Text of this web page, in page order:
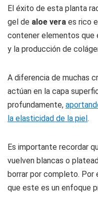
El éxito de esta planta
gel de aloe vera es rico
contener elementos que
y la producción de
A diferencia de muchas
actúan en la capa
profundamente,
la elasticidad de la piel.
Es importante recordar
vuelven blancas o
borrar por completo. Por
que este es un enfoque